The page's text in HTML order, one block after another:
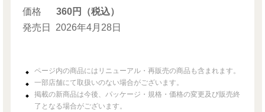
価格
360円（税込）
発売日
2026年4月28日
ページ内の商品にはリニューアル・再販売の商品も含まれます。
一部店舗にて取扱いのない場合がございます。
掲載の新商品は今後、パッケージ・規格・価格の変更及び販売終
了となる場合がございます。